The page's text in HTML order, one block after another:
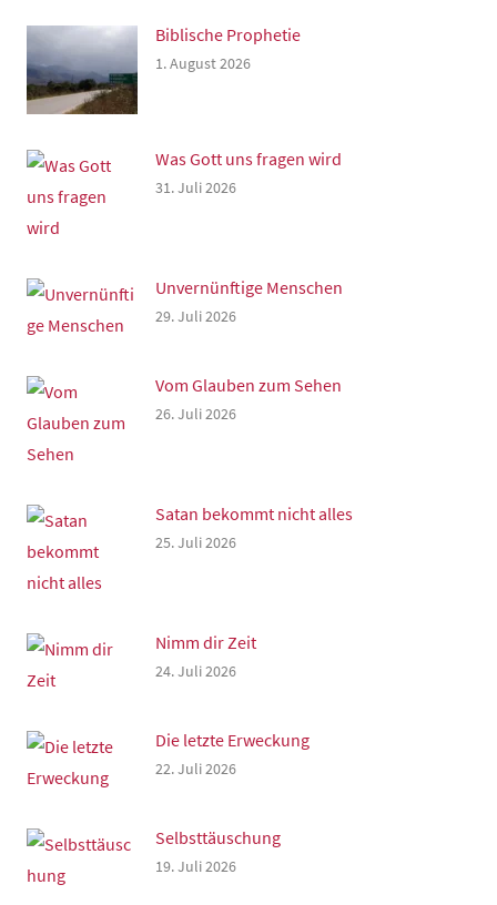
Biblische Prophetie
1. August 2026
Was Gott uns fragen wird
31. Juli 2026
Unvernünftige Menschen
29. Juli 2026
Vom Glauben zum Sehen
26. Juli 2026
Satan bekommt nicht alles
25. Juli 2026
Nimm dir Zeit
24. Juli 2026
Die letzte Erweckung
22. Juli 2026
Selbsttäuschung
19. Juli 2026